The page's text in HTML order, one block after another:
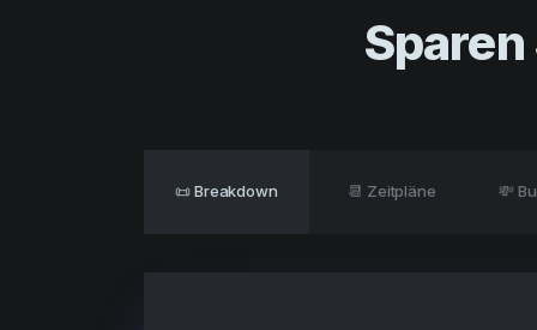
📜 Breakdown 📆 Zeitpläne 💸